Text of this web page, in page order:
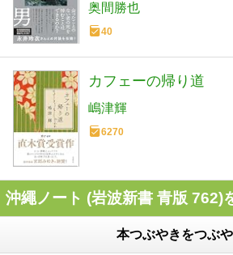
奥間勝也
40
カフェーの帰り道
嶋津輝
6270
沖繩ノート (岩波新書 青版 762)
本つぶやきをつぶや